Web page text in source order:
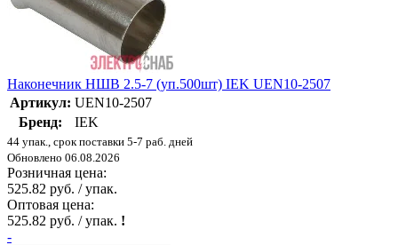
Наконечник НШВ 2.5-7 (уп.500шт) IEK UEN10-2507
Артикул: UEN10-2507
Бренд:
IEK
44 упак., срок поставки 5-7 раб. дней
Обновлено 06.08.2026
Розничная цена:
525.82 руб. / упак.
Оптовая цена:
525.82 руб. / упак. !
-